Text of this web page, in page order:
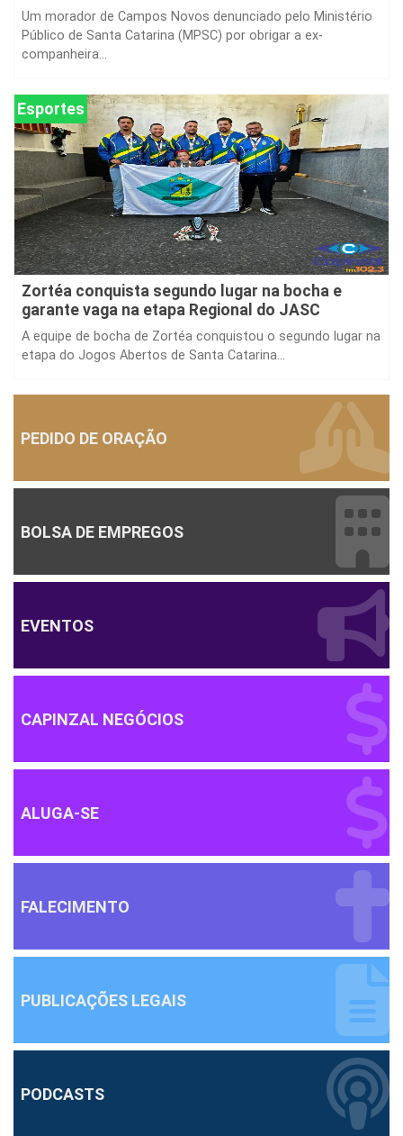
Um morador de Campos Novos denunciado pelo Ministério
Público de Santa Catarina (MPSC) por obrigar a ex-
companheira...
Esportes
Zortéa conquista segundo lugar na bocha e
garante vaga na etapa Regional do JASC
A equipe de bocha de Zortéa conquistou o segundo lugar na
etapa do Jogos Abertos de Santa Catarina...
PEDIDO DE ORAÇÃO
BOLSA DE EMPREGOS
EVENTOS
CAPINZAL NEGÓCIOS
ALUGA-SE
FALECIMENTO
PUBLICAÇÕES LEGAIS
PODCASTS